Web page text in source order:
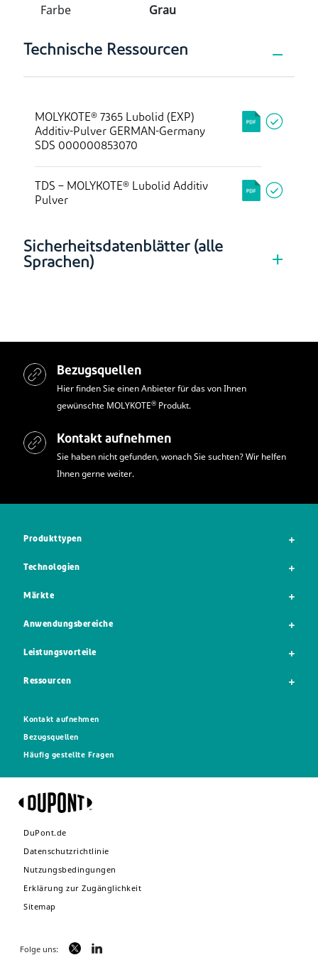
Farbe Grau
Technische Ressourcen
MOLYKOTE® 7365 Lubolid (EXP)
Additiv-Pulver GERMAN-Germany
SDS 000000853070
TDS – MOLYKOTE® Lubolid Additiv
Pulver
Sicherheitsdatenblätter (alle
Sprachen)
Bezugsquellen
Hier finden Sie einen Anbieter für das von Ihnen
gewünschte MOLYKOTE® Produkt.
Kontakt aufnehmen
Sie haben nicht gefunden, wonach Sie suchten? Wir helfen
Ihnen gerne weiter.
Produkttypen
Technologien
Märkte
Anwendungsbereiche
Leistungsvorteile
Ressourcen
Kontakt aufnehmen
Bezugsquellen
Häufig gestellte Fragen
DuPont.de
Datenschutzrichtlinie
Nutzungsbedingungen
Erklärung zur Zugänglichkeit
Sitemap
Folge uns: